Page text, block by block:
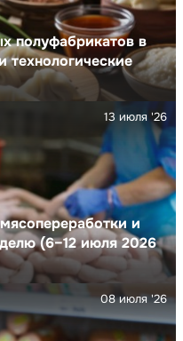
полуфабрикатов в
технологические
и
(6–12 июля 2026
13 июля '26
08 июля '26